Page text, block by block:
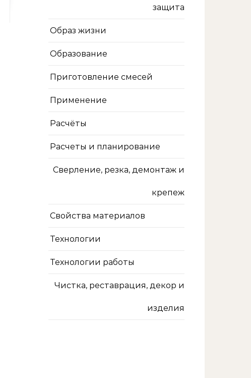
защита
Образ жизни
Образование
Приготовление смесей
Применение
Расчёты
Расчеты и планирование
Сверление, резка, демонтаж и
крепеж
Свойства материалов
Технологии
Технологии работы
Чистка, реставрация, декор и
изделия